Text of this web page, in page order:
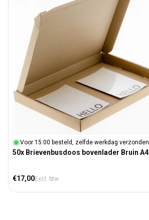
Voor 15:00 besteld, zelfde werkdag verzonden
50x Brievenbusdoos bovenlader Bruin A4
Normale prijs
€17,00Excl. btw